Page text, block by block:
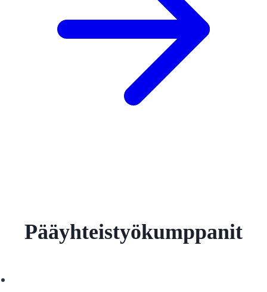
Pääyhteistyökumppanit